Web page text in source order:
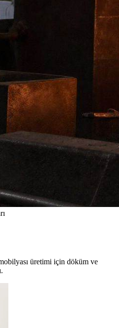
üretimi için döküm ve